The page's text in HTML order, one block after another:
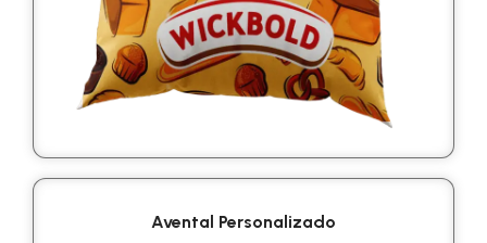
Avental Personalizado